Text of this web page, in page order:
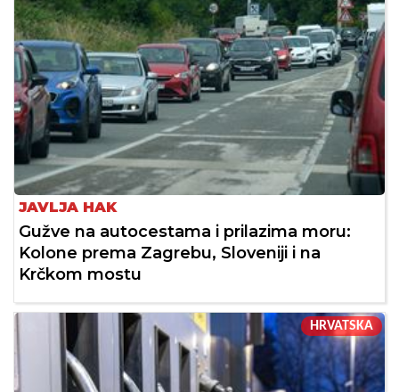
JAVLJA HAK
Gužve na autocestama i prilazima moru:
Kolone prema Zagrebu, Sloveniji i na
Krčkom mostu
HRVATSKA